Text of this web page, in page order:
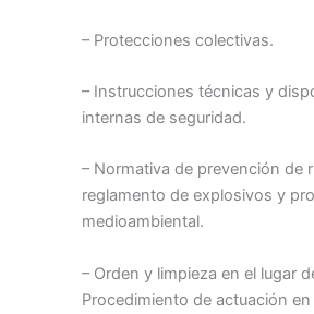
– Protecciones colectivas.
– Instrucciones técnicas y
internas de seguridad.
– Normativa de prevención de
reglamento de explosivos y
medioambiental.
– Orden y limpieza en el lugar
Procedimiento de actuación